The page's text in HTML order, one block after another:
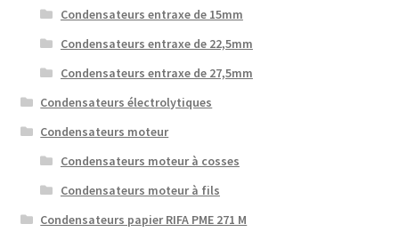
Condensateurs entraxe de 15mm
Condensateurs entraxe de 22,5mm
Condensateurs entraxe de 27,5mm
Condensateurs électrolytiques
Condensateurs moteur
Condensateurs moteur à cosses
Condensateurs moteur à fils
Condensateurs papier RIFA PME 271 M